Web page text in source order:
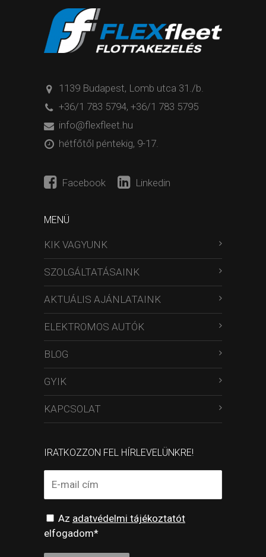
1139 Budapest, Lomb utca 31./b.
+36/1 783 5794, +36/1 783 5795
info@flexfleet.hu
hétfőtől péntekig, 9-17.
Facebook Linkedin
MENÜ
KIK VAGYUNK
SZOLGÁLTATÁSAINK
AKTUÁLIS AJÁNLATAINK
ELEKTROMOS AUTÓK
BLOG
GYIK
KAPCSOLAT
IRATKOZZON FEL HÍRLEVELÜNKRE!
Az adatvédelmi tájékoztatót
elfogadom*